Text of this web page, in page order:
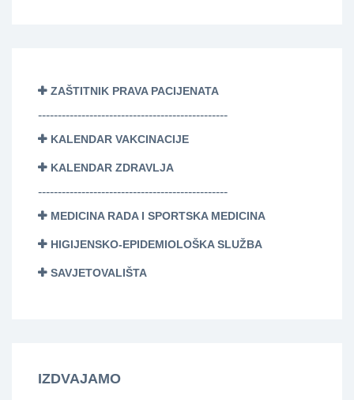
ZAŠTITNIK PRAVA PACIJENATA
------------------------------------------------
KALENDAR VAKCINACIJE
KALENDAR ZDRAVLJA
------------------------------------------------
MEDICINA RADA I SPORTSKA MEDICINA
HIGIJENSKO-EPIDEMIOLOŠKA SLUŽBA
SAVJETOVALIŠTA
IZDVAJAMO